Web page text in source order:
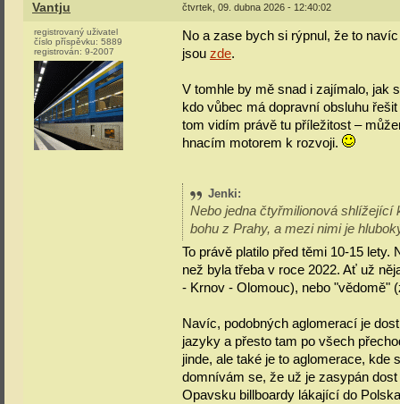
Vantju čtvrtek, 09. dubna 2026 - 12:40:02
registrovaný uživatel
číslo příspěvku: 5889
registrován: 9-2007
No a zase bych si rýpnul, že to
jsou zde.
V tomhle by mě snad i zajímalo, jak
kdo vůbec má dopravní obsluhu
tom vidím právě tu příležitost –
hnacím motorem k rozvoji.
Jenki:
Nebo jedna čtyřmilionová shlížející
bohu z Prahy, a mezi nimi je
To právě platilo před těmi 10-15 lety.
než byla třeba v roce 2022. Ať už
- Krnov - Olomouc), nebo "vědomě"
Navíc, podobných aglomerací je
jazyky a přesto tam po všech
jinde, ale také je to aglomerace,
domnívám se, že už je zasypán
Opavsku billboardy lákající do